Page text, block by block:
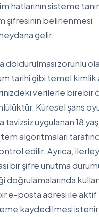
hatlarının sisteme
şifresinin belirlenmesi
gelir.
doldurulması zorunlu
tarihi gibi temel kimlik
verilerle birebir
Küresel şans
uygulanan 18 yaş
algoritmaları
edilir. Ayrıca,
bir şifre unutma
doğrulamalarında
e-posta adresi ile
kaydedilmesi